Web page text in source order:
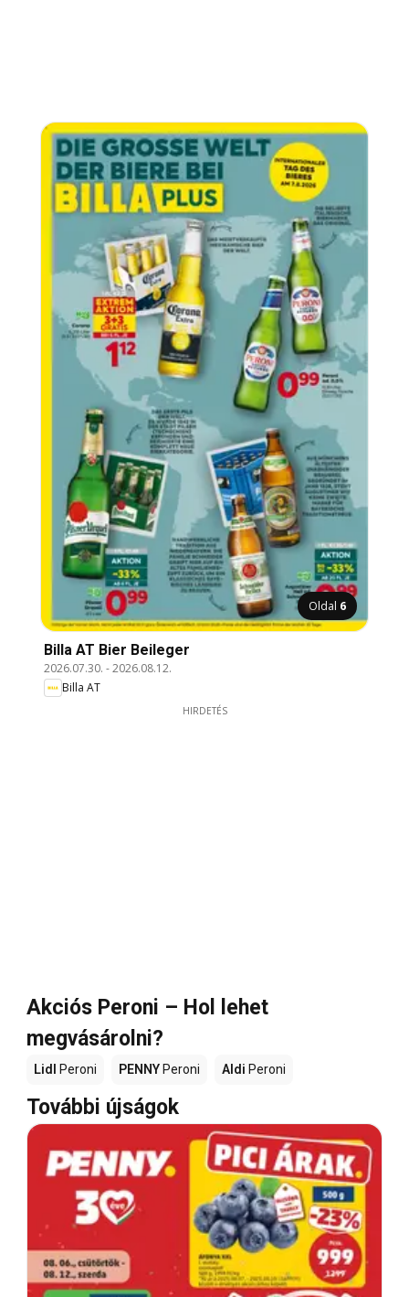
Oldal 6
Billa AT Bier Beileger
2026.07.30. -2026.08.12.
Billa AT
HIRDETÉS
Akciós Peroni – Hol lehet
megvásárolni?
Lidl Peroni PENNY Peroni Aldi Peroni
További újságok